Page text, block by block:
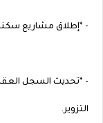
- *إطلاق مشاريع
- *تحديث السجل
التزوير.